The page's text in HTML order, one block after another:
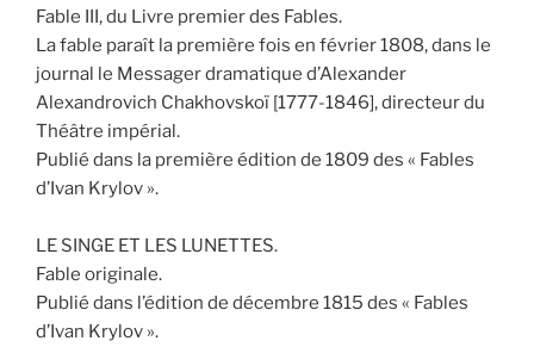
Fable III, du Livre premier des Fables.
La fable paraît la première fois en février 1808, dans le
journal le Messager dramatique d’Alexander
Alexandrovich Chakhovskoï [1777-1846], directeur du
Théâtre impérial.
Publié dans la première édition de 1809 des « Fables
d’Ivan Krylov ».
LE SINGE ET LES LUNETTES.
Fable originale.
Publié dans l’édition de décembre 1815 des « Fables
d’Ivan Krylov ».